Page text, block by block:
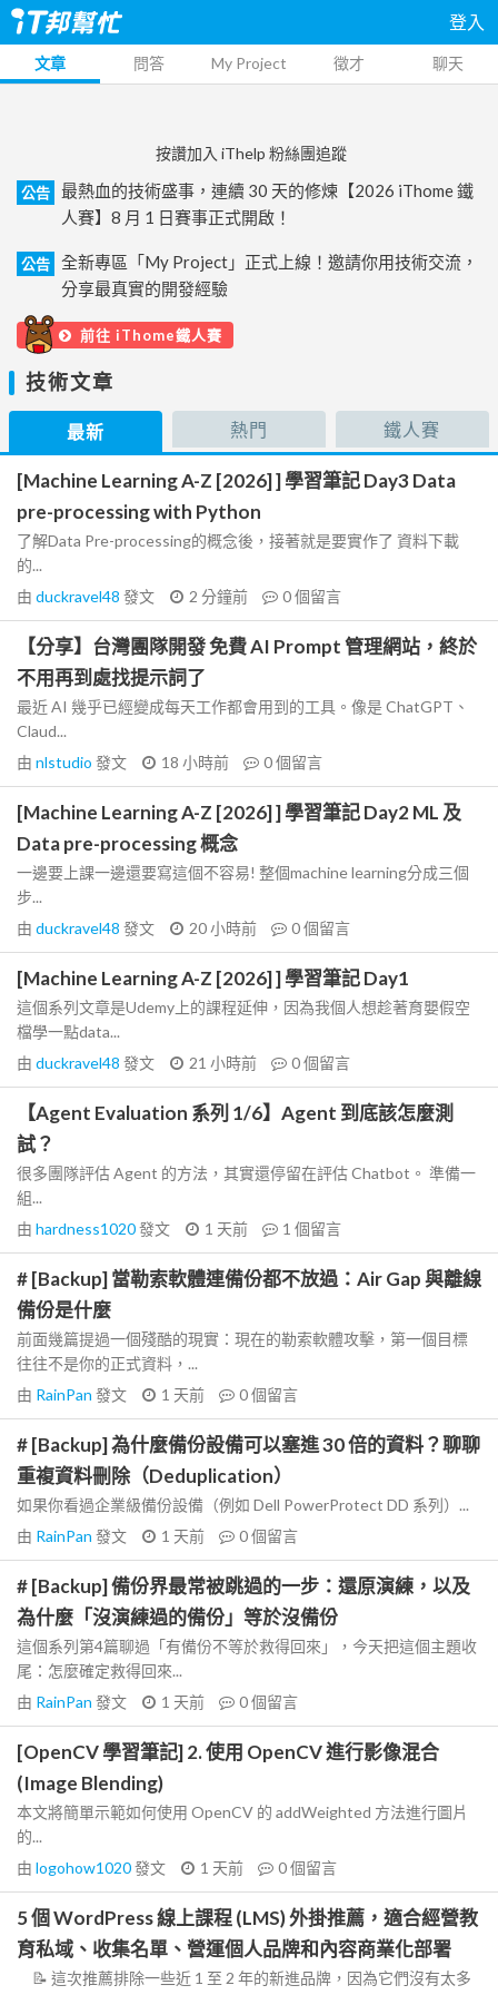
登入
文章 問答 My Project 徵才 聊天
按讚加入 iThelp 粉絲團追蹤
公告
最熱血的技術盛事，連續 30 天的修煉【2026 iThome 鐵
人賽】8 月 1 日賽事正式開啟！
公告
全新專區「My Project」正式上線！邀請你用技術交流，
分享最真實的開發經驗
前往 iThome鐵人賽
技術文章
最新 熱門 鐵人賽
[Machine Learning A-Z [2026] ] 學習筆記 Day3 Data
pre-processing with Python
了解Data Pre-processing的概念後，接著就是要實作了 資料下載
的...
由 duckravel48 發文 2 分鐘前 0個留言
【分享】台灣團隊開發 免費 AI Prompt 管理網站，終於
不用再到處找提示詞了
最近 AI 幾乎已經變成每天工作都會用到的工具。像是 ChatGPT、
Claud...
由 nlstudio 發文 18 小時前 0個留言
[Machine Learning A-Z [2026] ] 學習筆記 Day2 ML 及
Data pre-processing 概念
一邊要上課一邊還要寫這個不容易! 整個machine learning分成三個
步...
由 duckravel48 發文 20 小時前 0個留言
[Machine Learning A-Z [2026] ] 學習筆記 Day1
這個系列文章是Udemy上的課程延伸，因為我個人想趁著育嬰假空
檔學一點data...
由 duckravel48 發文 21 小時前 0個留言
【Agent Evaluation 系列 1/6】Agent 到底該怎麼測
試？
很多團隊評估 Agent 的方法，其實還停留在評估 Chatbot。 準備一
組...
由 hardness1020發文 1 天前 1 個留言
# [Backup] 當勒索軟體連備份都不放過：Air Gap 與離線
備份是什麼
前面幾篇提過一個殘酷的現實：現在的勒索軟體攻擊，第一個目標
往往不是你的正式資料，...
由 RainPan 發文 1 天前 0個留言
# [Backup] 為什麼備份設備可以塞進 30 倍的資料？聊聊
重複資料刪除（Deduplication）
如果你看過企業級備份設備（例如 Dell PowerProtect DD 系列）...
由 RainPan 發文 1 天前 0個留言
# [Backup] 備份界最常被跳過的一步：還原演練，以及
為什麼「沒演練過的備份」等於沒備份
這個系列第4篇聊過「有備份不等於救得回來」，今天把這個主題收
尾：怎麼確定救得回來...
由 RainPan 發文 1 天前 0個留言
[OpenCV 學習筆記] 2. 使用 OpenCV 進行影像混合
(Image Blending)
本文將簡單示範如何使用 OpenCV 的 addWeighted 方法進行圖片
的...
由 logohow1020發文 1 天前 0個留言
5 個 WordPress 線上課程 (LMS) 外掛推薦，適合經營教
育私域、收集名單、營運個人品牌和內容商業化部署
📝 這次推薦排除一些近 1 至 2 年的新進品牌，因為它們沒有太多